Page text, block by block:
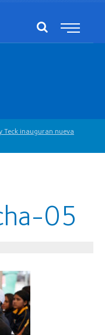
Teck inauguran nueva
05